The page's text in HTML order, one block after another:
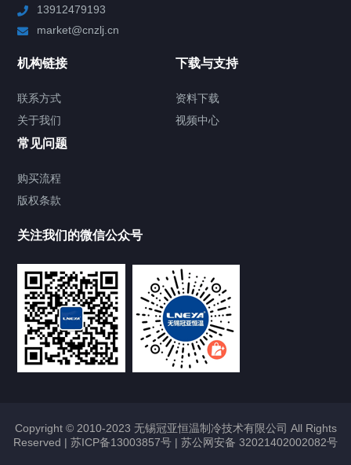
Chiller高精度制冷循环器
TCU温度控制单元
Chiller气体控温系统
Chamber试验箱
FREEZER低温箱
VOCs冷凝回收装置
13912479193
market@cnzlj.cn
机构链接
联系方式
关于我们
下载与支持
资料下载
视频中心
常见问题
购买流程
版权条款
关注我们的微信公众号
Copyright © 2010-2023 无锡冠亚恒温制冷技术有限公司 All Rights
Reserved | 苏ICP备13003857号 | 苏公网安备 32021402002082号